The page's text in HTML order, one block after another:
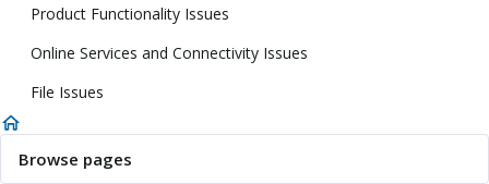
Product Functionality Issues
Online Services and Connectivity Issues
File Issues
Browse pages